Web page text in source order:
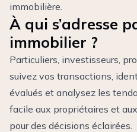
immobilière.
À qui s’adresse
immobilier ?
Particuliers, investisseurs,
suivez vos transactions,
évalués et analysez les
facile aux propriétaires et
pour des décisions éclairées.